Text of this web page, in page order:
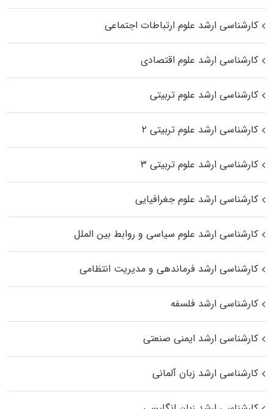
کارشناسی ارشد علوم ارتباطات اجتماعی
کارشناسی ارشد علوم اقتصادی
کارشناسی ارشد علوم تربیتی
کارشناسی ارشد علوم تربیتی ۲
کارشناسی ارشد علوم تربیتی ۳
کارشناسی ارشد علوم جغرافیایی
کارشناسی ارشد علوم سیاسی و روابط بین الملل
کارشناسی ارشد فرماندهی و مدیریت انتظامی
کارشناسی ارشد فلسفه
کارشناسی ارشد ایمنی صنعتی
کارشناسی ارشد زبان آلمانی